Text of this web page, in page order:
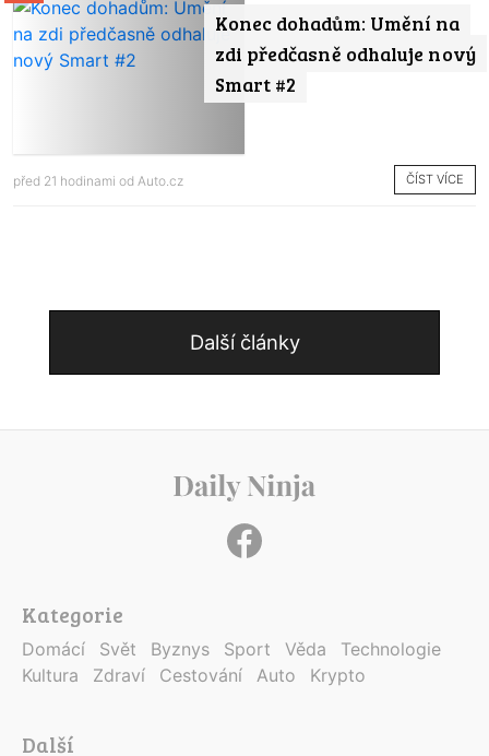
Konec dohadům: Umění na
zdi předčasně odhaluje nový
Smart #2
před 21 hodinami od Auto.cz ČÍST VÍCE
Další články
Kategorie
Domácí Svět Byznys Sport Věda
Technologie
Kultura
Zdraví Cestování Auto Krypto
Další